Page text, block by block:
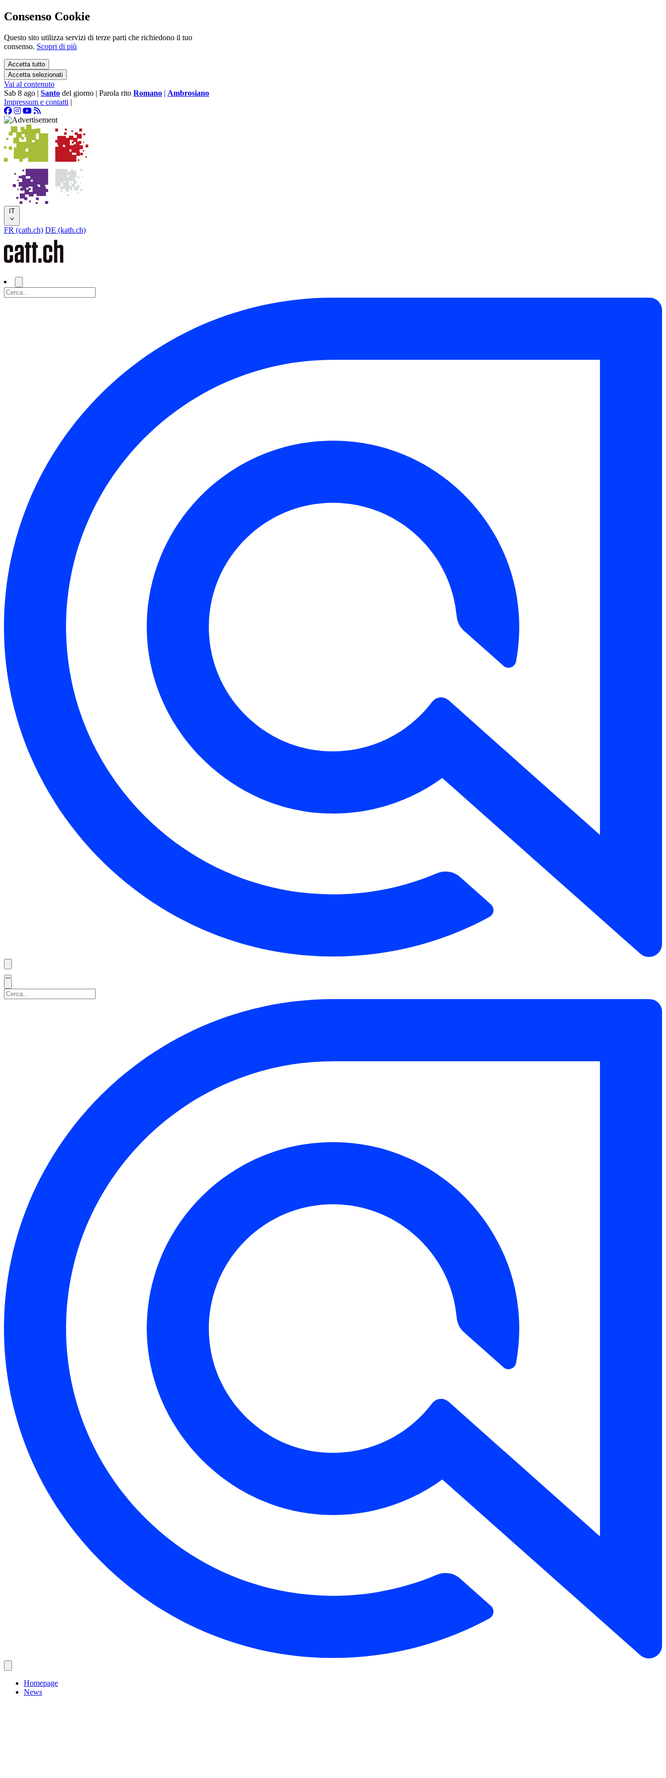
Consenso Cookie
Questo sito utilizza servizi di terze parti che richiedono il tuo
consenso. Scopri di più
Accetta tutto
Accetta selezionati
Vai al contenuto
Sab 8 ago | Santo del giorno | Parola rito Romano | Ambrosiano
Impressum e contatti |
IT
FR (cath.ch) DE (kath.ch)
Homepage
News